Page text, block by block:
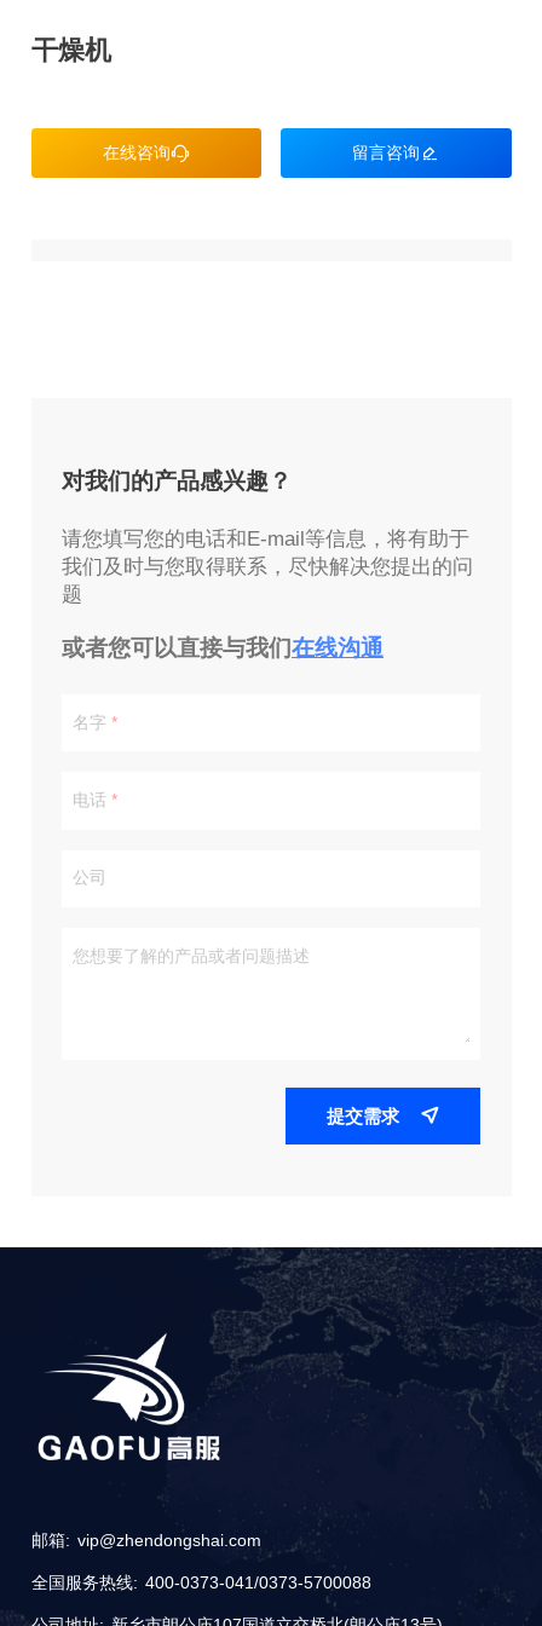
干燥机
在线咨询 留言咨询 
对我们的产品感兴趣？
请您填写您的电话和E-mail等信息，将有助于
我们及时与您取得联系，尽快解决您提出的问
题
或者您可以直接与我们在线沟通
名字
电话
公司
提交需求 
邮箱: vip@zhendongshai.com
全国服务热线: 400-0373-041/0373-5700088